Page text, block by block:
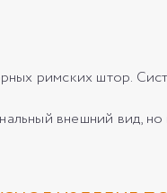
римских штор.
внешний вид, но